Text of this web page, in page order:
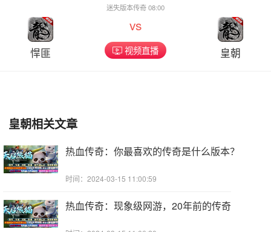
悍匪
迷失版本传奇 08:00
vs
视频直播 皇朝
皇朝相关文章
热血传奇：你最喜欢的传奇是什么版本？
时间：2024-03-15 11:00:59
热血传奇：现象级网游，20年前的传奇